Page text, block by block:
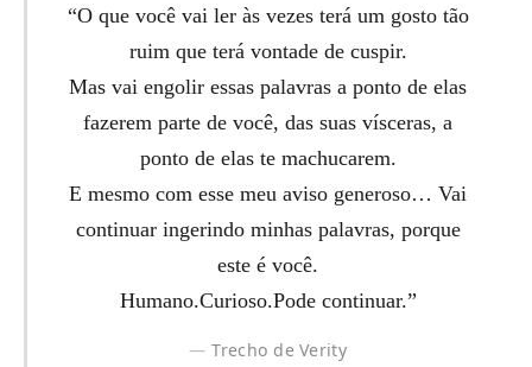
“O que você vai ler às vezes terá um gosto tão
ruim que terá vontade de cuspir.
Mas vai engolir essas palavras a ponto de elas
fazerem parte de você, das suas vísceras, a
ponto de elas te machucarem.
E mesmo com esse meu aviso generoso… Vai
continuar ingerindo minhas palavras, porque
este é você.
Humano.Curioso.Pode continuar.”
Trecho de Verity